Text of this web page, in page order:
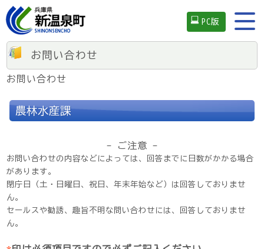
PC版
お問い合わせ
お問い合わせ
農林水産課
- ご注意 -
お問い合わせの内容などによっては、回答までに日数がかかる場合
があります。
閉庁日（土・日曜日、祝日、年末年始など）は回答しておりませ
ん。
セールスや勧誘、趣旨不明な問い合わせには、回答しておりませ
ん。